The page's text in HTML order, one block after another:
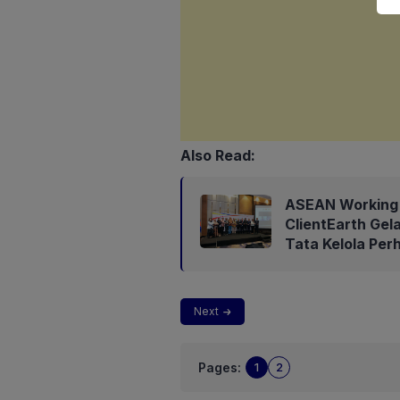
Also Read:
ASEAN
ClientEarth
Tata Kelola
Next
Pages: 1 2